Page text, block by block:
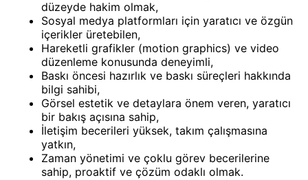
düzeyde hakim olmak,
Sosyal medya platformları için yaratıcı ve özgün
içerikler üretebilen,
Hareketli grafikler (motion graphics) ve video
düzenleme konusunda deneyimli,
Baskı öncesi hazırlık ve baskı süreçleri hakkında
bilgi sahibi,
Görsel estetik ve detaylara önem veren, yaratıcı
bir bakış açısına sahip,
İletişim becerileri yüksek, takım çalışmasına
yatkın,
Zaman yönetimi ve çoklu görev becerilerine
sahip, proaktif ve çözüm odaklı olmak.